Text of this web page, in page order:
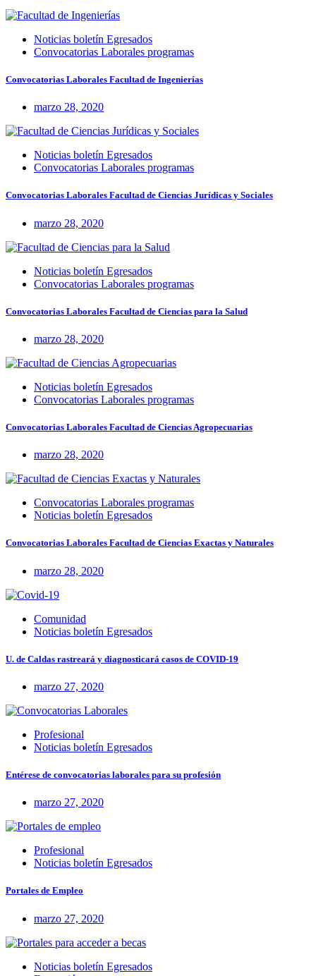
Noticias boletín Egresados
Convocatorias Laborales programas
Convocatorias Laborales Facultad de Ingenierías
marzo 28, 2020
Noticias boletín Egresados
Convocatorias Laborales programas
Convocatorias Laborales Facultad de Ciencias Jurídicas y Sociales
marzo 28, 2020
Noticias boletín Egresados
Convocatorias Laborales programas
Convocatorias Laborales Facultad de Ciencias para la Salud
marzo 28, 2020
Noticias boletín Egresados
Convocatorias Laborales programas
Convocatorias Laborales Facultad de Ciencias Agropecuarias
marzo 28, 2020
Convocatorias Laborales programas
Noticias boletín Egresados
Convocatorias Laborales Facultad de Ciencias Exactas y Naturales
marzo 28, 2020
Comunidad
Noticias boletín Egresados
U. de Caldas rastreará y diagnosticará casos de COVID-19
marzo 27, 2020
Profesional
Noticias boletín Egresados
Entérese de convocatorias laborales para su profesión
marzo 27, 2020
Profesional
Noticias boletín Egresados
Portales de Empleo
marzo 27, 2020
Noticias boletín Egresados